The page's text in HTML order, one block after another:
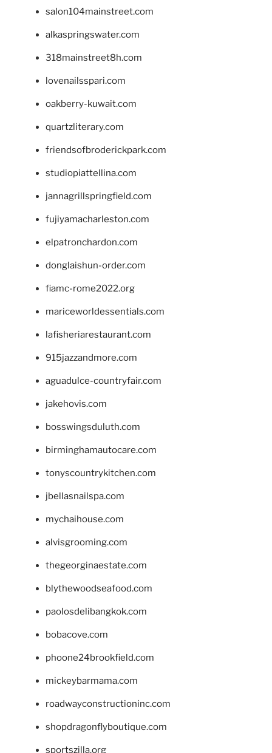
salon104mainstreet.com
alkaspringswater.com
318mainstreet8h.com
lovenailsspari.com
oakberry-kuwait.com
quartzliterary.com
friendsofbroderickpark.com
studiopiattellina.com
jannagrillspringfield.com
fujiyamacharleston.com
elpatronchardon.com
donglaishun-order.com
fiamc-rome2022.org
mariceworldessentials.com
lafisheriarestaurant.com
915jazzandmore.com
aguadulce-countryfair.com
jakehovis.com
bosswingsduluth.com
birminghamautocare.com
tonyscountrykitchen.com
jbellasnailspa.com
mychaihouse.com
alvisgrooming.com
thegeorginaestate.com
blythewoodseafood.com
paolosdelibangkok.com
bobacove.com
phoone24brookfield.com
mickeybarmama.com
roadwayconstructioninc.com
shopdragonflyboutique.com
sportszilla.org